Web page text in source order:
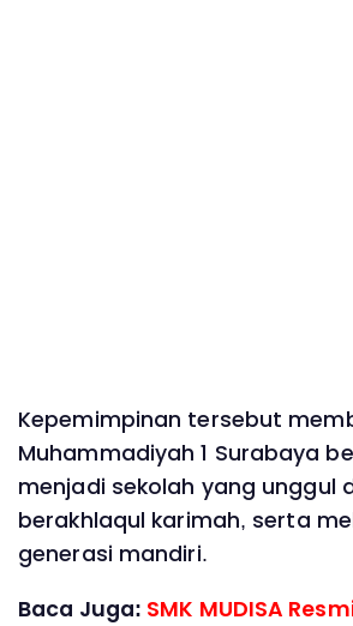
Kepemimpinan tersebut
Muhammadiyah 1 Surabaya
menjadi sekolah yang unggul
berakhlaqul karimah, serta
generasi mandiri.
Baca Juga: SMK MUDISA